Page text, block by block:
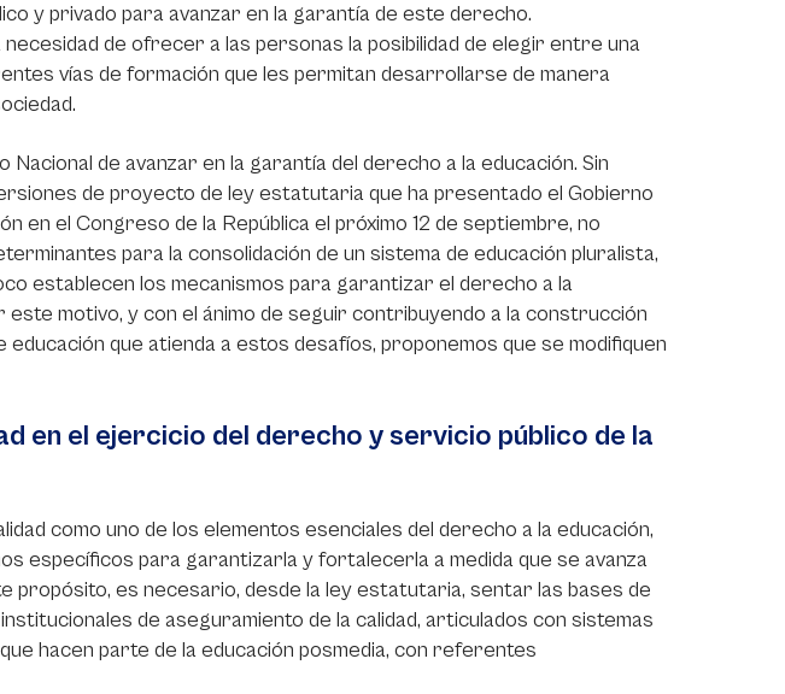
y privado para avanzar en la garantía de este derecho.
de ofrecer a las personas la posibilidad de elegir entre una
vías de formación que les permitan desarrollarse de manera
de avanzar en la garantía del derecho a la educación. Sin
de proyecto de ley estatutaria que ha presentado el Gobierno
en el Congreso de la República el próximo 12 de septiembre, no
para la consolidación de un sistema de educación pluralista,
establecen los mecanismos para garantizar el derecho a la
motivo, y con el ánimo de seguir contribuyendo a la construcción
educación que atienda a estos desafíos, proponemos que se modifiquen
en el ejercicio del derecho y servicio público de la
como uno de los elementos esenciales del derecho a la educación,
específicos para garantizarla y fortalecerla a medida que se avanza
propósito, es necesario, desde la ley estatutaria, sentar las bases de
de aseguramiento de la calidad, articulados con sistemas
hacen parte de la educación posmedia, con referentes